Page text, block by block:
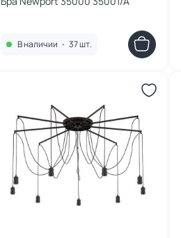
В наличии • 37 шт.